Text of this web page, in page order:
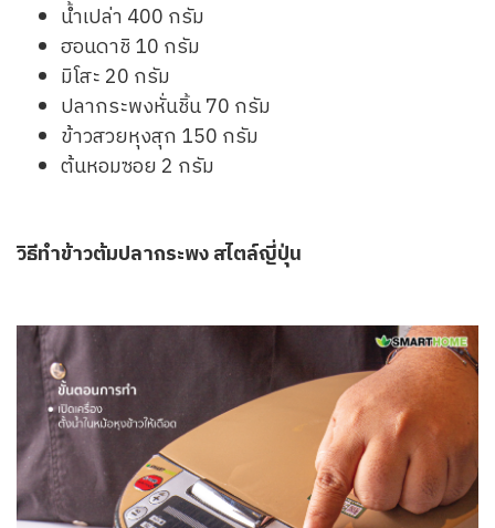
น้ำเปล่า 400 กรัม
ฮอนดาชิ 10 กรัม
มิโสะ 20 กรัม
ปลากระพงหั่นชิ้น 70 กรัม
ข้าวสวยหุงสุก 150 กรัม
ต้นหอมซอย 2 กรัม
วิธีทำข้าวต้มปลากระพง สไตล์ญี่ปุ่น